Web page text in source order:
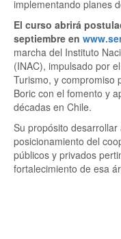
implementando planes
El curso abrirá
septiembre en
marcha del Instituto
(INAC), impulsado por
Turismo, y compromiso
Boric con el fomento y
décadas en Chile.
Su propósito
posicionamiento del
públicos y privados
fortalecimiento de esa